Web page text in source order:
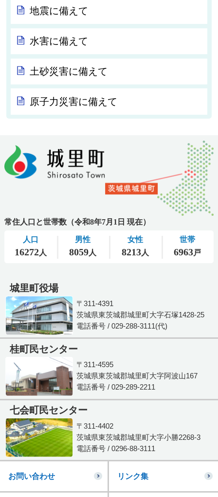
地震に備えて
水害に備えて
土砂災害に備えて
原子力災害に備えて
城里町役場
〒311-4391
茨城県東茨城郡城里町大字石塚1428-25
電話番号 / 029-288-3111(代)
桂町民センター
〒311-4595
茨城県東茨城郡城里町大字阿波山167
電話番号 / 029-289-2211
七会町民センター
〒311-4402
茨城県東茨城郡城里町大字小勝2268-3
電話番号 / 0296-88-3111
お問い合わせ リンク集